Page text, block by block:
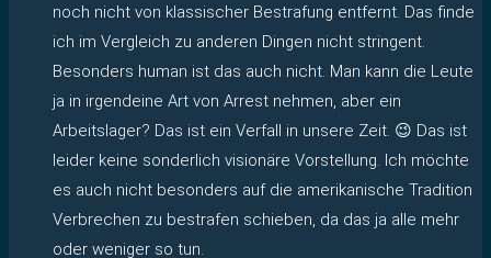
noch nicht von klassischer Bestrafung entfernt. Das finde
ich im Vergleich zu anderen Dingen nicht stringent.
Besonders human ist das auch nicht. Man kann die Leute
ja in irgendeine Art von Arrest nehmen, aber ein
Arbeitslager? Das ist ein Verfall in unsere Zeit. 😉 Das ist
leider keine sonderlich visionäre Vorstellung. Ich möchte
es auch nicht besonders auf die amerikanische Tradition
Verbrechen zu bestrafen schieben, da das ja alle mehr
oder weniger so tun.